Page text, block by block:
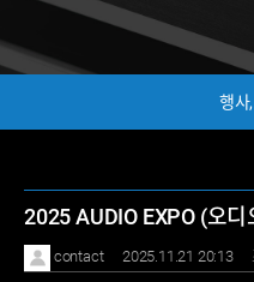
행사
2025 AUDIO EXPO (오
contact 2025.11.21 20:13